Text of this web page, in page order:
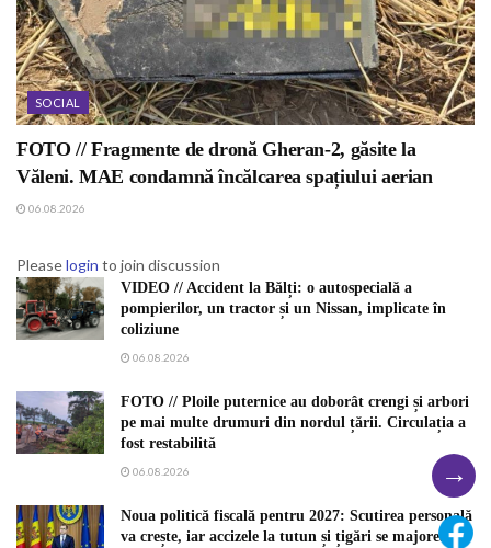
SOCIAL
FOTO // Fragmente de dronă Gheran-2, găsite la
Văleni. MAE condamnă încălcarea spațiului aerian
06.08.2026
Pleaselogin to join discussion
VIDEO // Accident la Bălți: o autospecială a
pompierilor, un tractor și un Nissan, implicate în
coliziune
06.08.2026
FOTO // Ploile puternice au doborât crengi și arbori
pe mai multe drumuri din nordul țării. Circulația a
fost restabilită
06.08.2026
Noua politică fiscală pentru 2027: Scutirea personală
va crește, iar accizele la tutun și țigări se majorează
→